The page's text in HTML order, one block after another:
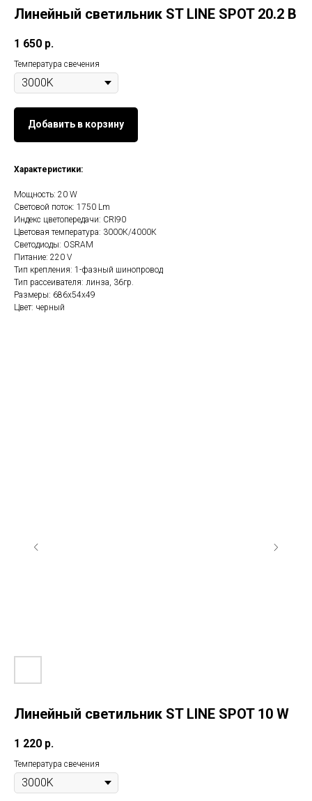
Линейный светильник ST LINE SPOT 20.2 B
1 650 р.
Температура свечения
Добавить в корзину
Характеристики:
Мощность: 20 W
Световой поток: 1750 Lm
Индекс цветопередачи: CRI90
Цветовая температура: 3000К/4000К
Светодиоды: OSRAM
Питание: 220 V
Тип крепления: 1-фазный шинопровод
Тип рассеивателя: линза, 36гр.
Размеры: 686х54х49
Цвет: черный
Линейный светильник ST LINE SPOT 10 W
1 220 р.
Температура свечения